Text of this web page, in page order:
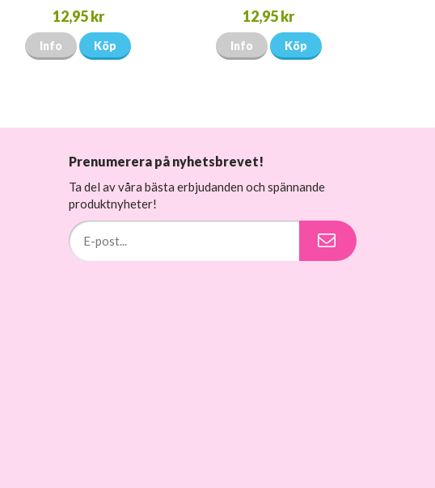
12,95 kr
Info Köp
12,95 kr
Info Köp
Prenumerera på nyhetsbrevet!
Ta del av våra bästa erbjudanden och spännande
produktnyheter!